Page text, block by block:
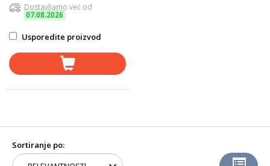
Dostavljamo već od
07.08.2026
Usporedite proizvod
Sortiranje po: